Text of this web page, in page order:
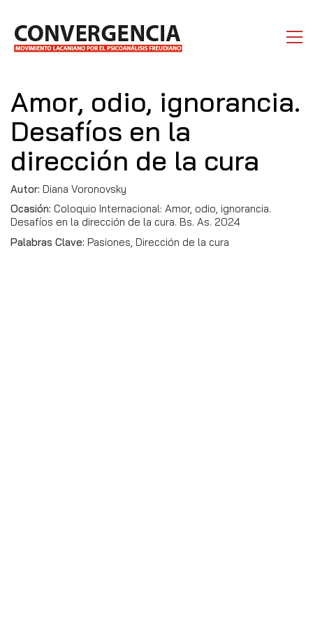
Amor, odio, ignorancia.
Desafíos en la
dirección de la cura
Autor: Diana Voronovsky
Ocasión: Coloquio Internacional: Amor, odio, ignorancia.
Desafíos en la dirección de la cura. Bs. As. 2024
Palabras Clave: Pasiones, Dirección de la cura